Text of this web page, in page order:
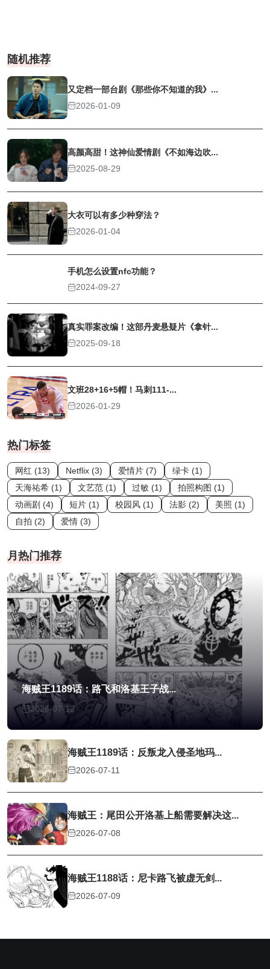
随机推荐
又定档一部台剧《那些你不知道的我》...
2026-01-09
高颜高甜！这神仙爱情剧《不如海边吹...
2025-08-29
大衣可以有多少种穿法？
2026-01-04
手机怎么设置nfc功能？
2024-09-27
真实罪案改编！这部丹麦悬疑片《拿针...
2025-09-18
文班28+16+5帽！马刺111-...
2026-01-29
热门标签
网红 (13) Netflix (3) 爱情片 (7)
绿卡 (1)
天海祐希 (1)
文艺范 (1) 过敏 (1)
拍照构图 (1)
动画剧 (4)
短片 (1) 校园风 (1) 法影 (2)
美照 (1)
自拍 (2)
爱情 (3)
月热门推荐
海贼王1189话：路飞和洛基王子战...
2026-07-12
海贼王1189话：反叛龙入侵圣地玛...
2026-07-11
海贼王：尾田公开洛基上船需要解决这...
2026-07-08
海贼王1188话：尼卡路飞被虚无剑...
2026-07-09